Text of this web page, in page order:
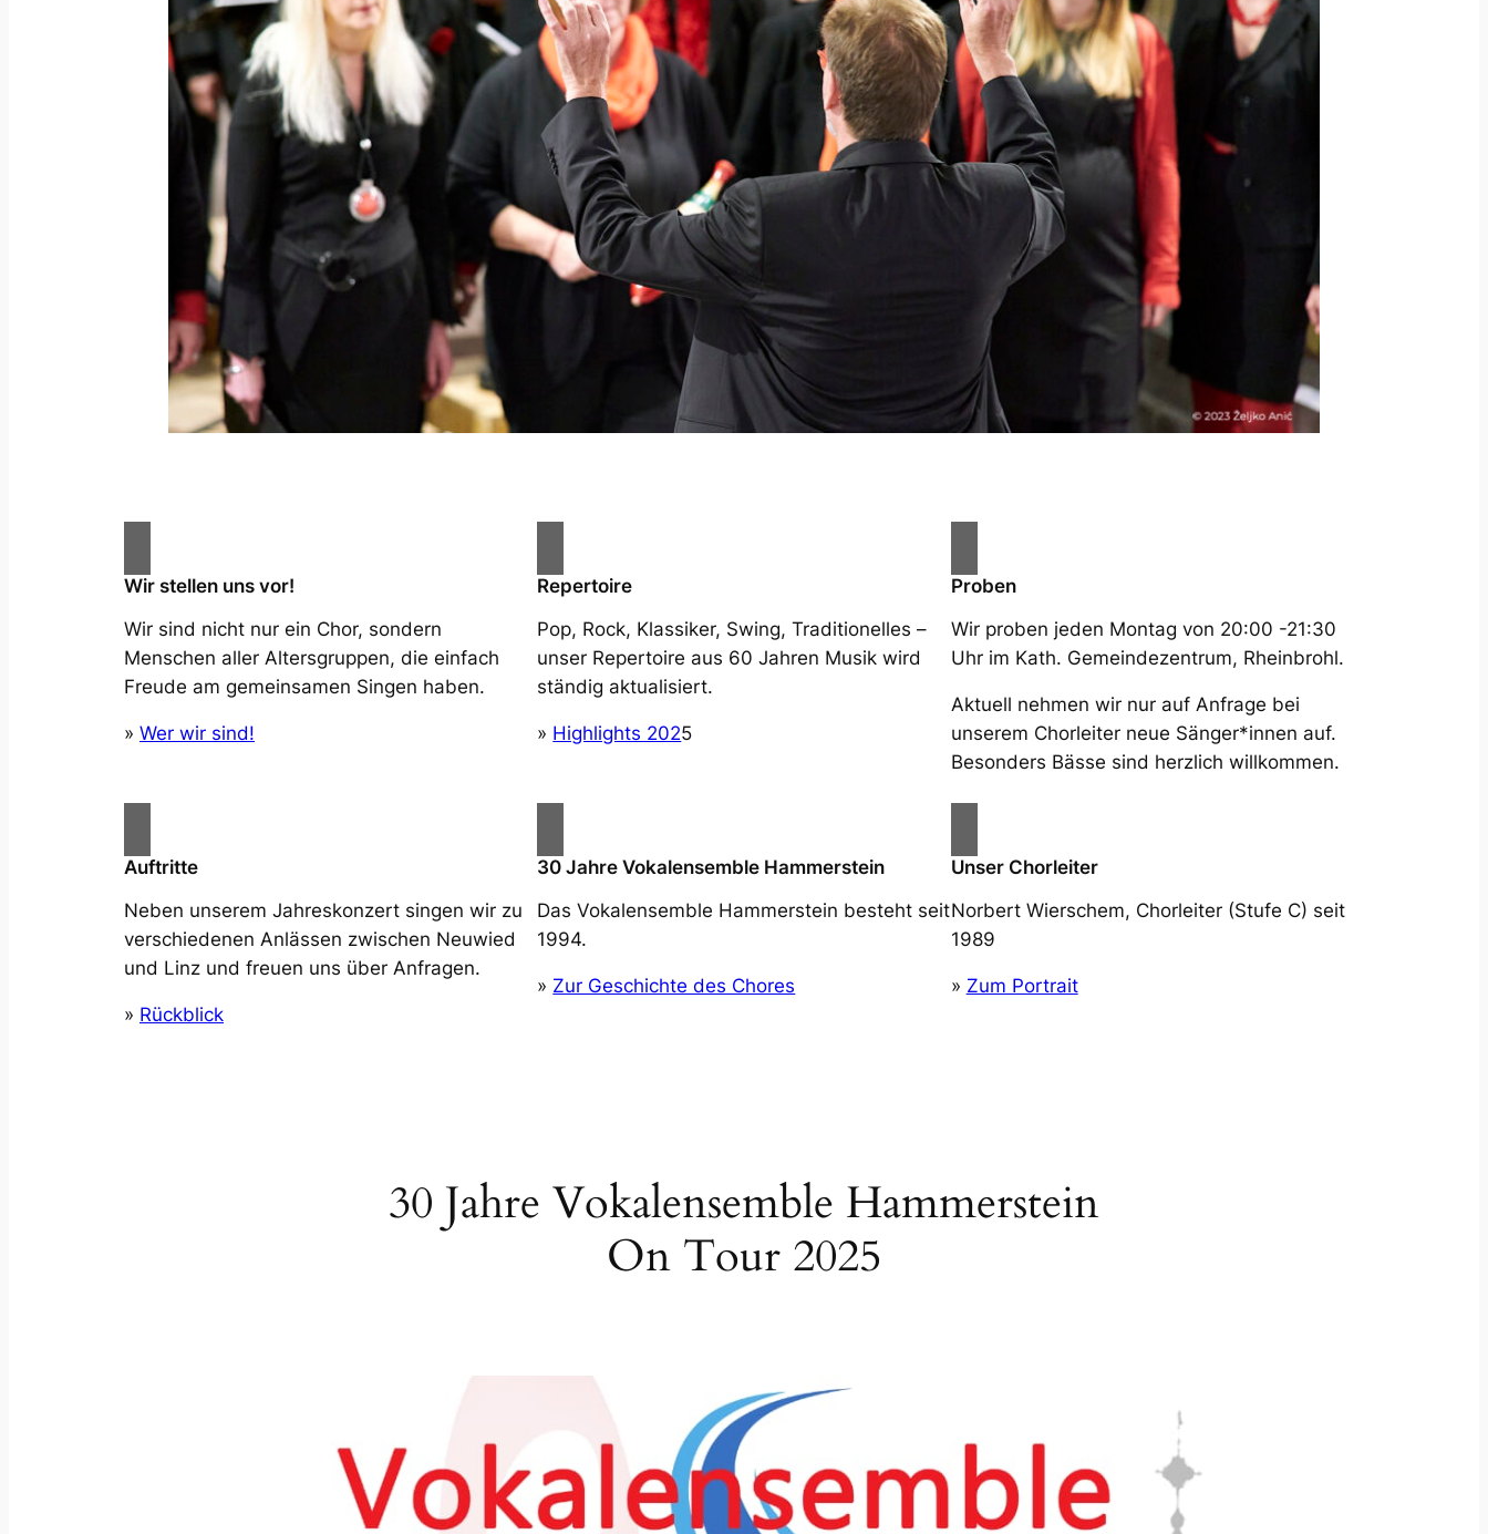
Wir stellen uns vor!
Wir sind nicht nur ein Chor, sondern
Menschen aller Altersgruppen, die einfach
Freude am gemeinsamen Singen haben.
» Wer wir sind!
Repertoire
Pop, Rock, Klassiker, Swing, Traditionelles –
unser Repertoire aus 60 Jahren Musik wird
ständig aktualisiert.
» Highlights 2025
Proben
Wir proben jeden Montag von 20:00 -21:30
Uhr im Kath. Gemeindezentrum, Rheinbrohl.
Aktuell nehmen wir nur auf Anfrage bei
unserem Chorleiter neue Sänger*innen auf.
Besonders Bässe sind herzlich willkommen.
Auftritte
Neben unserem Jahreskonzert singen wir zu
verschiedenen Anlässen zwischen Neuwied
und Linz und freuen uns über Anfragen.
» Rückblick
30 Jahre Vokalensemble Hammerstein
Das Vokalensemble Hammerstein besteht seit
1994.
» Zur Geschichte des Chores
Unser Chorleiter
Norbert Wierschem, Chorleiter (Stufe C) seit
1989
» Zum Portrait
30 Jahre Vokalensemble Hammerstein
On Tour 2025